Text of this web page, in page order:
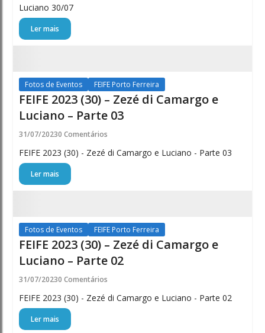
Luciano 30/07
Ler mais
Fotos de Eventos FEIFE Porto Ferreira
FEIFE 2023 (30) – Zezé di Camargo e
Luciano – Parte 03
31/07/20230 Comentários
FEIFE 2023 (30) - Zezé di Camargo e Luciano - Parte 03
Ler mais
Fotos de Eventos FEIFE Porto Ferreira
FEIFE 2023 (30) – Zezé di Camargo e
Luciano – Parte 02
31/07/20230 Comentários
FEIFE 2023 (30) - Zezé di Camargo e Luciano - Parte 02
Ler mais